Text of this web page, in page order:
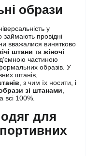
образи
у
займають провідні
вважалися винятково
штани та жіночі
частиною
образів. У
штанів,
, з чим їх носити, і
зі штанами
100%.
для